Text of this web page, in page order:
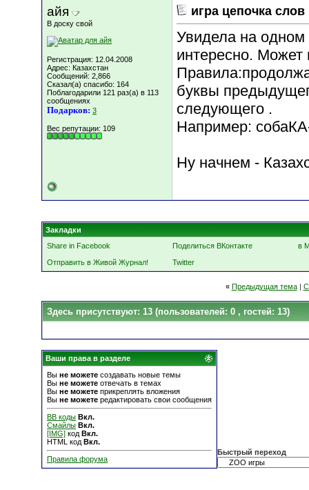
айя
В доску свой
Регистрация: 12.04.2008
Адрес: Казахстан
Сообщений: 2,866
Сказал(а) спасибо: 164
Поблагодарили 121 раз(а) в 113
сообщениях
Подарков: 3
Вес репутации: 109
игра цепочка слов
Увидела на
интересно. Может
буквы
следующего .
Например:
Ну начнем -
Закладки
Share in Facebook
Поделиться ВКонтакте
в
Отправить в Живой Журнал!
Twitter
« Предыдущая тема|
Здесь присутствуют: 13 (пользователей: 0 , гостей: 13)
Ваши права в разделе
Вы не можете создавать новые темы
Вы не можете отвечать в темах
Вы не можете прикреплять вложения
Вы не можете редактировать свои сообщения
BB коды Вкл.
Смайлы Вкл.
[IMG] код Вкл.
HTML код Вкл.
Правила форума
Быстрый переход